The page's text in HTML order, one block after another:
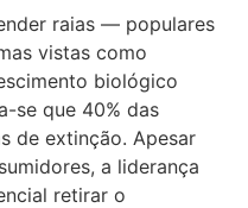
raias — populares
vistas como
biológico
se que 40% das
de extinção. Apesar
a liderança
retirar o